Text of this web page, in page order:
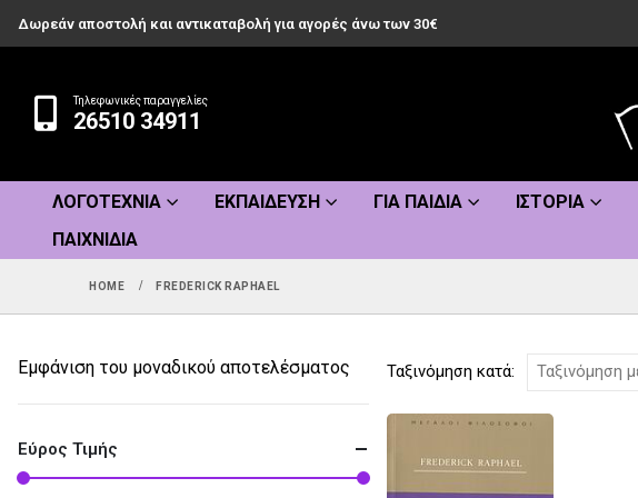
Δωρεάν αποστολή και αντικαταβολή για αγορές άνω των 30€
Τηλεφωνικές παραγγελίες
26510 34911
ΛΟΓΟΤΕΧΝΊΑ ΕΚΠΑΊΔΕΥΣΗ ΓΙΑ ΠΑΙΔΙΆ ΙΣΤΟΡΊΑ
ΠΑΙΧΝΊΔΙΑ
HOME FREDERICK RAPHAEL
Ταξινόμηση κατά:
Εμφάνιση του μοναδικού αποτελέσματος
Εύρος Τιμής